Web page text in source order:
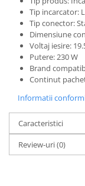
Calculatoare All-in-
Componente All-
Monitoare
Monitoare NOI
Monitoare
Monitoare Renew
Monitoare
Servere
Hard Disk-uri
Tip incarcator:
Tip conector:
Dimensiune
Voltaj iesire:
Putere: 230 W
Brand
Continut
Informatii
Caracteristici
Review-uri(0)